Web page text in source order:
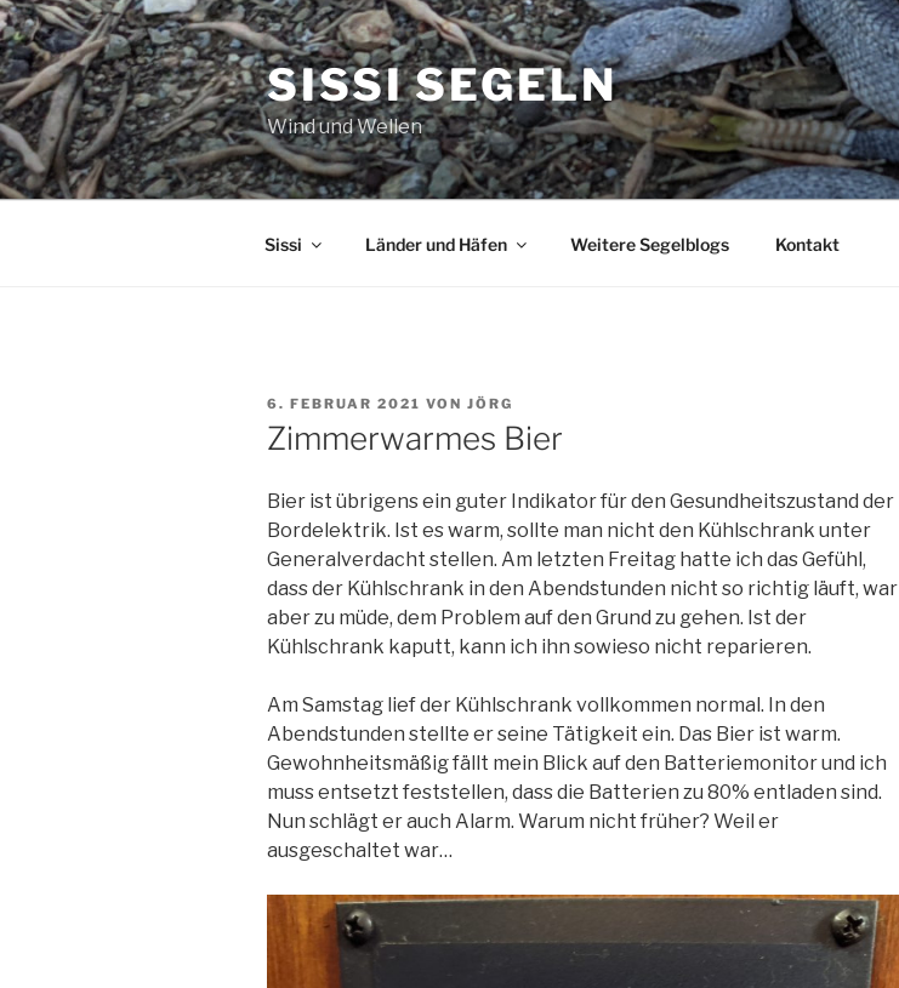
Zum
Inhalt
springen
SISSI SEGELN
Wind und Wellen
Sissi Länder und Häfen Weitere Segelblogs Kontakt
VERÖFFENTLICHT
AM
6. FEBRUAR 2021 VON JÖRG
Zimmerwarmes Bier
Bier ist übrigens ein guter Indikator für den Gesundheitszustand der
Bordelektrik. Ist es warm, sollte man nicht den Kühlschrank unter
Generalverdacht stellen. Am letzten Freitag hatte ich das Gefühl,
dass der Kühlschrank in den Abendstunden nicht so richtig läuft, war
aber zu müde, dem Problem auf den Grund zu gehen. Ist der
Kühlschrank kaputt, kann ich ihn sowieso nicht reparieren.
Am Samstag lief der Kühlschrank vollkommen normal. In den
Abendstunden stellte er seine Tätigkeit ein. Das Bier ist warm.
Gewohnheitsmäßig fällt mein Blick auf den Batteriemonitor und ich
muss entsetzt feststellen, dass die Batterien zu 80% entladen sind.
Nun schlägt er auch Alarm. Warum nicht früher? Weil er
ausgeschaltet war…